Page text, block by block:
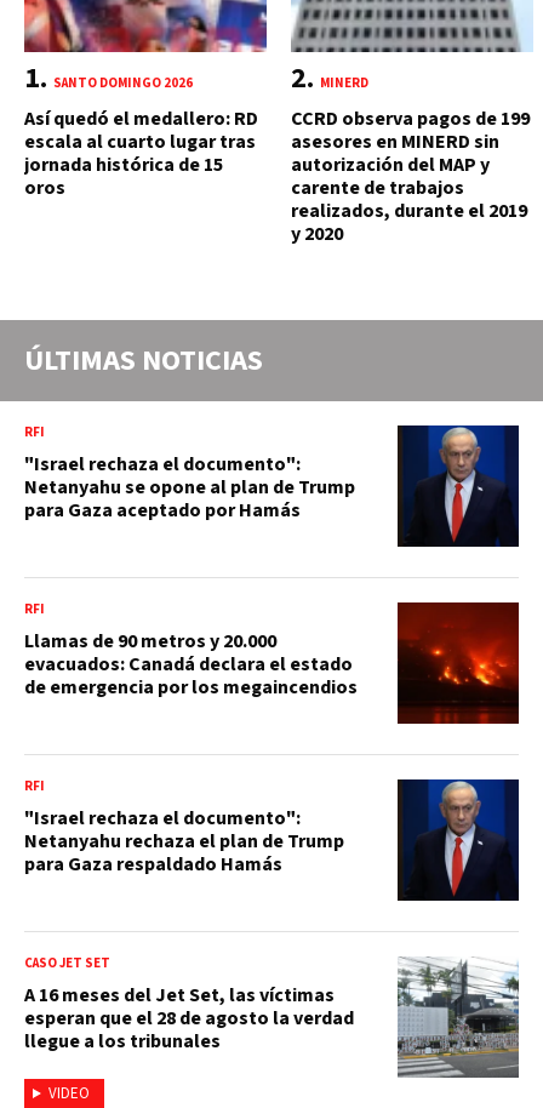
SANTO DOMINGO 2026
Así quedó el medallero: RD
escala al cuarto lugar tras
jornada histórica de 15
oros
MINERD
CCRD observa pagos de 199
asesores en MINERD sin
autorización del MAP y
carente de trabajos
realizados, durante el 2019
y 2020
ÚLTIMAS NOTICIAS
RFI
"Israel rechaza el documento":
Netanyahu se opone al plan de Trump
para Gaza aceptado por Hamás
RFI
Llamas de 90 metros y 20.000
evacuados: Canadá declara el estado
de emergencia por los megaincendios
RFI
"Israel rechaza el documento":
Netanyahu rechaza el plan de Trump
para Gaza respaldado Hamás
VIDEO
CASO JET SET
A 16 meses del Jet Set, las víctimas
esperan que el 28 de agosto la verdad
llegue a los tribunales